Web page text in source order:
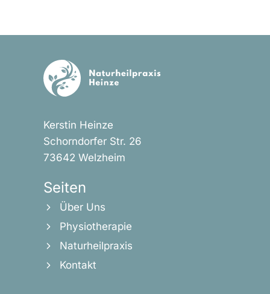
Kerstin Heinze
Schorndorfer Str. 26
73642 Welzheim
Seiten
Über Uns
Physiotherapie
Naturheilpraxis
Kontakt